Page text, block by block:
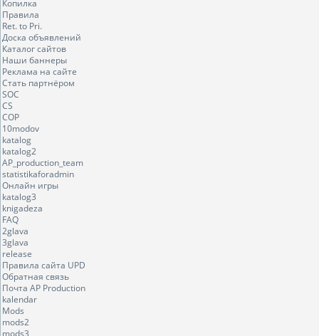
Копилка
Правила
Ret. to Pri.
Доска объявлений
Каталог сайтов
Наши баннеры
Реклама на сайте
Стать партнёром
SOC
CS
COP
10modov
katalog
katalog2
AP_production_team
statistikaforadmin
Онлайн игры
katalog3
knigadeza
FAQ
2glava
3glava
release
Правила сайта UPD
Обратная связь
Почта AP Production
kalendar
Mods
mods2
mods3